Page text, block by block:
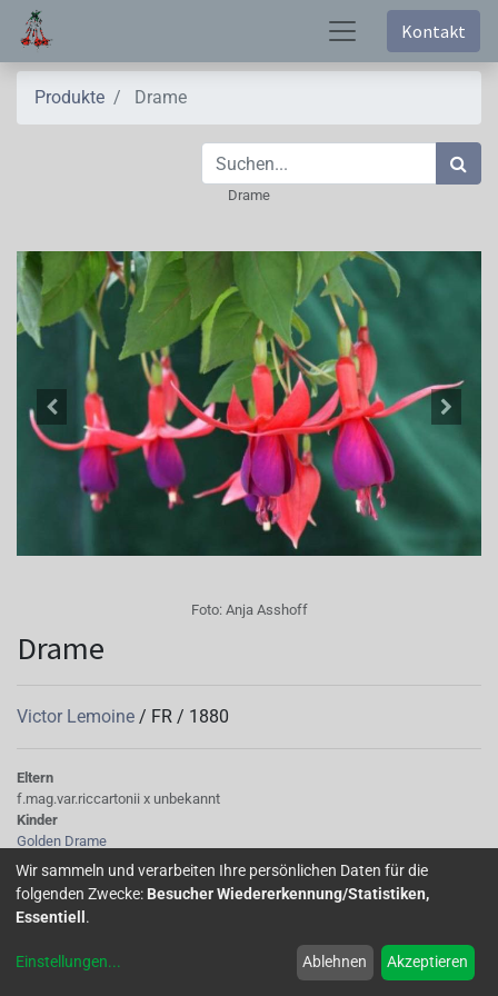
Kontakt
Produkte Drame
Drame
Foto: Anja Asshoff
Drame
Victor Lemoine / FR / 1880
Eltern
f.mag.var.riccartonii x unbekannt
Kinder
Golden Drame
Tubus
rot
Sepalen
rot
violettblau
Wir sammeln und verarbeiten Ihre persönlichen Daten für die
folgenden Zwecke: Besucher Wiedererkennung/Statistiken,
Essentiell .
Einstellungen... Ablehnen Akzeptieren